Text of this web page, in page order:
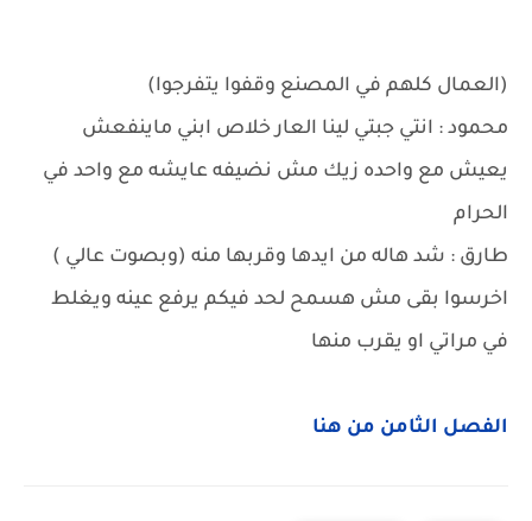
(العمال كلهم في المصنع وقفوا يتفرجوا)
محمود : انتي جبتي لينا العار خلاص ابني ماينفعش
يعيش مع واحده زيك مش نضيفه عايشه مع واحد في
الحرام
طارق : شد هاله من ايدها وقربها منه (وبصوت عالي )
اخرسوا بقى مش هسمح لحد فيكم يرفع عينه ويغلط
في مراتي او يقرب منها
الفصل الثامن من هنا